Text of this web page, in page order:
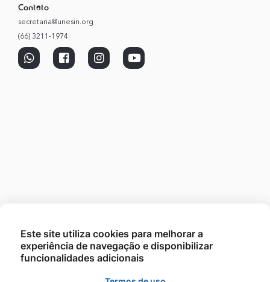
Contato
secretaria@unesin.org
(66) 3211-1974
Este site utiliza cookies para melhorar a
experiência de navegação e disponibilizar
funcionalidades adicionais